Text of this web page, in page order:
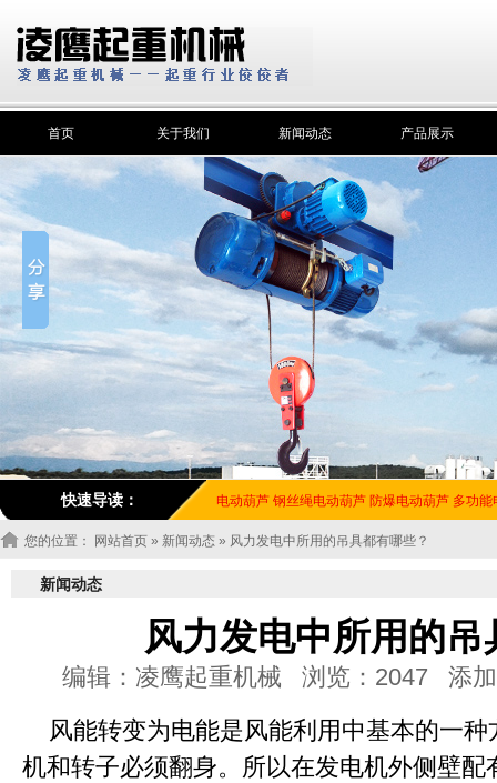
首页 关于我们 新闻动态 产品展示
快速导读： 电动葫芦 钢丝绳电动葫芦 防爆电动葫芦 多功能
您的位置： 网站首页 » 新闻动态 » 风力发电中所用的吊具都有哪些？
新闻动态
风力发电中所用的
编辑：凌鹰起重机械 浏览：2047 添加
风能转变为电能是风能利用中基本的一
机和转子必须翻身。所以在发电机外侧壁